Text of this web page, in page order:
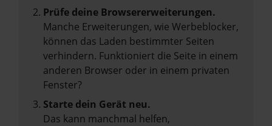
Prüfe deine Browsererweiterungen.
Manche Erweiterungen, wie Werbeblocker,
können das Laden bestimmter Seiten
verhindern. Funktioniert die Seite in einem
anderen Browser oder in einem privaten
Fenster?
Starte dein Gerät neu.
Das kann manchmal helfen,